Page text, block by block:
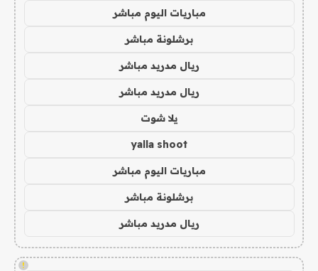
مباريات اليوم مباشر
برشلونة مباشر
ريال مدريد مباشر
ريال مدريد مباشر
يلا شوت
yalla shoot
مباريات اليوم مباشر
برشلونة مباشر
ريال مدريد مباشر
!